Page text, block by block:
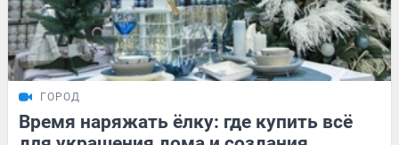
ГОРОД
Время наряжать ёлку: где купить всё